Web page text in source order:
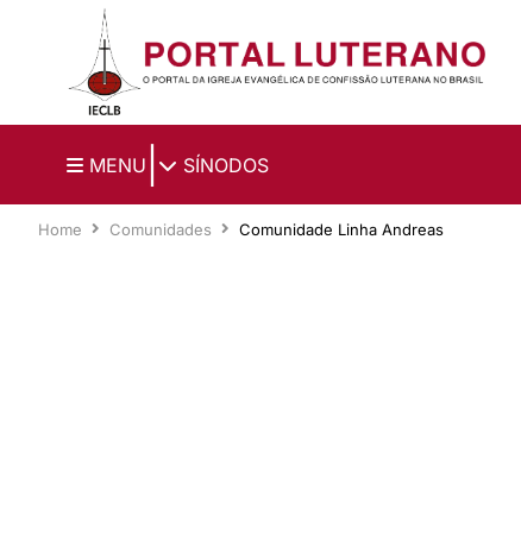
Ir para o conteúdo principal
MENU SÍNODOS
Home Comunidades Comunidade Linha Andreas